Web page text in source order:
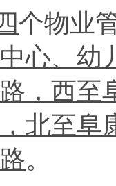
个物业
心、幼
，西至
北至阜
。